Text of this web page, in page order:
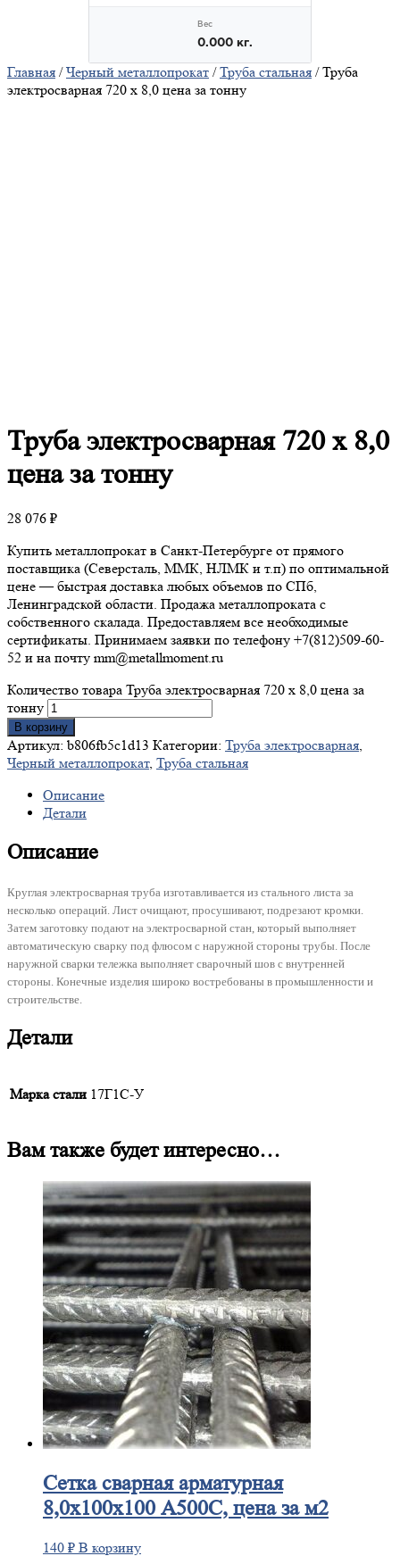
Главная /Черный металлопрокат /Труба стальная / Труба
электросварная 720 х 8,0 цена за тонну
Трубаэлектросварная 720 х 8,0
цена за тонну
28 076 ₽
Купить металлопрокат в Санкт-Петербурге от прямого
поставщика (Северсталь, ММК, НЛМК и т.п) по оптимальной
цене — быстрая доставка любых объемов по СПб,
Ленинградской области. Продажа металлопроката с
собственного скалада. Предоставляем все необходимые
сертификаты. Принимаем заявки по телефону +7(812)509-60-
52 и на почту mm@metallmoment.ru
Количество товара Труба электросварная 720 х 8,0 цена за
тонну
В корзину
Артикул: b806fb5c1d13 Категории: Труба электросварная,
Черный металлопрокат, Труба стальная
Описание
Детали
Описание
Круглая электросварная труба изготавливается из стального листа за
несколько операций. Лист очищают, просушивают, подрезают кромки.
Затем заготовку подают на электросварной стан, который выполняет
автоматическую сварку под флюсом с наружной стороны трубы. После
наружной сварки тележка выполняет сварочный шов с внутренней
стороны. Конечные изделия широко востребованы в промышленности и
строительстве.
Детали
Марка стали 17Г1С-У
Вам также будет интересно…
Сеткасварная арматурная
8,0х100х100 А500С, цена за м2
140 ₽ В корзину